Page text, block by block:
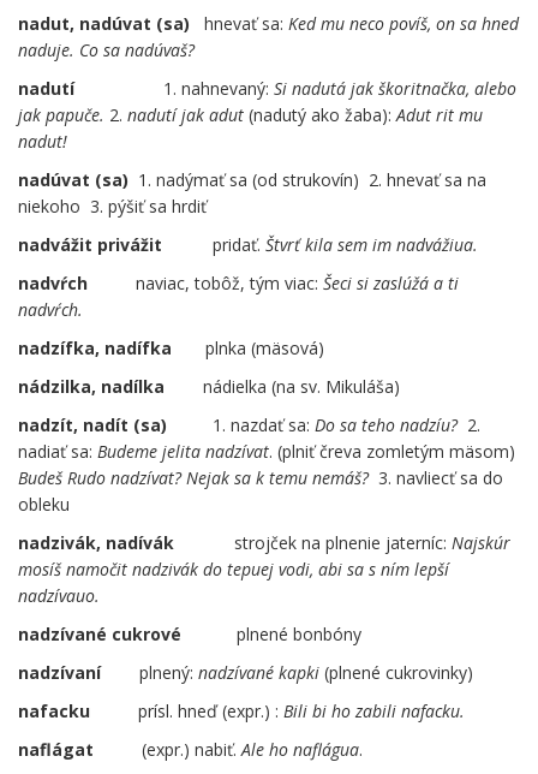
nadut, nadúvat (sa) hnevať sa: Ked mu neco povíš, on sa hned
naduje. Co sa nadúvaš?
nadutí
1. nahnevaný: Si nadutá jak škoritnačka, alebo
jak papuče. 2. nadutí jak adut (nadutý ako žaba): Adut rit mu
nadut!
nadúvat (sa) 1. nadýmať sa (od strukovín) 2. hnevať sa na
niekoho 3. pýšiť sa hrdiť
nadvážit privážit
pridať. Štvrť kila sem im nadvážiua.
nadvŕch naviac, tobôž, tým viac: Šeci si zaslúžá a ti
nadvŕch.
nadzífka, nadífka plnka (mäsová)
nádzilka, nadílka nádielka (na sv. Mikuláša)
nadzít, nadít (sa)
1. nazdať sa: Do sa teho nadzíu?2.
nadiať sa: Budeme jelita nadzívat. (plniť čreva zomletým mäsom)
Budeš Rudo nadzívat? Nejak sa k temu nemáš? 3. navliecť sa do
obleku
nadzivák, nadívák
strojček na plnenie jaterníc: Najskúr
mosíš namočit nadzivák do tepuej vodi, abi sa s ním lepší
nadzívauo.
nadzívané cukrové
plnené bonbóny
nadzívaníplnený: nadzívané kapki (plnené cukrovinky)
nafacku prísl. hneď (expr.) : Bili bi ho zabili nafacku.
naflágat (expr.) nabiť. Ale ho naflágua.